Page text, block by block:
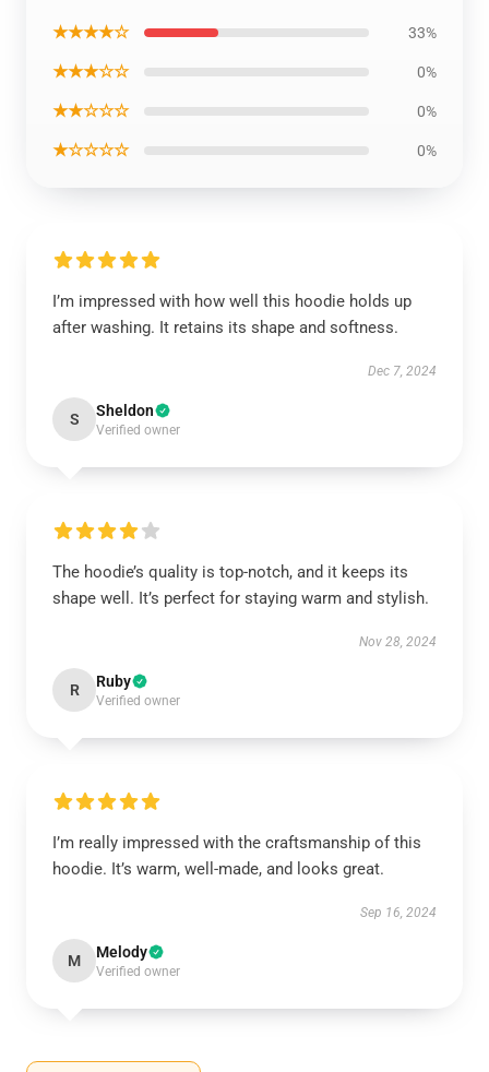
★★★★☆ 33%
★★★☆☆ 0%
★★☆☆☆ 0%
★☆☆☆☆ 0%
I’m impressed with how well this hoodie holds up
after washing. It retains its shape and softness.
Dec 7, 2024
S Sheldon
Verified owner
The hoodie’s quality is top-notch, and it keeps its
shape well. It’s perfect for staying warm and stylish.
Nov 28, 2024
R Ruby
Verified owner
I’m really impressed with the craftsmanship of this
hoodie. It’s warm, well-made, and looks great.
Sep 16, 2024
M Melody
Verified owner